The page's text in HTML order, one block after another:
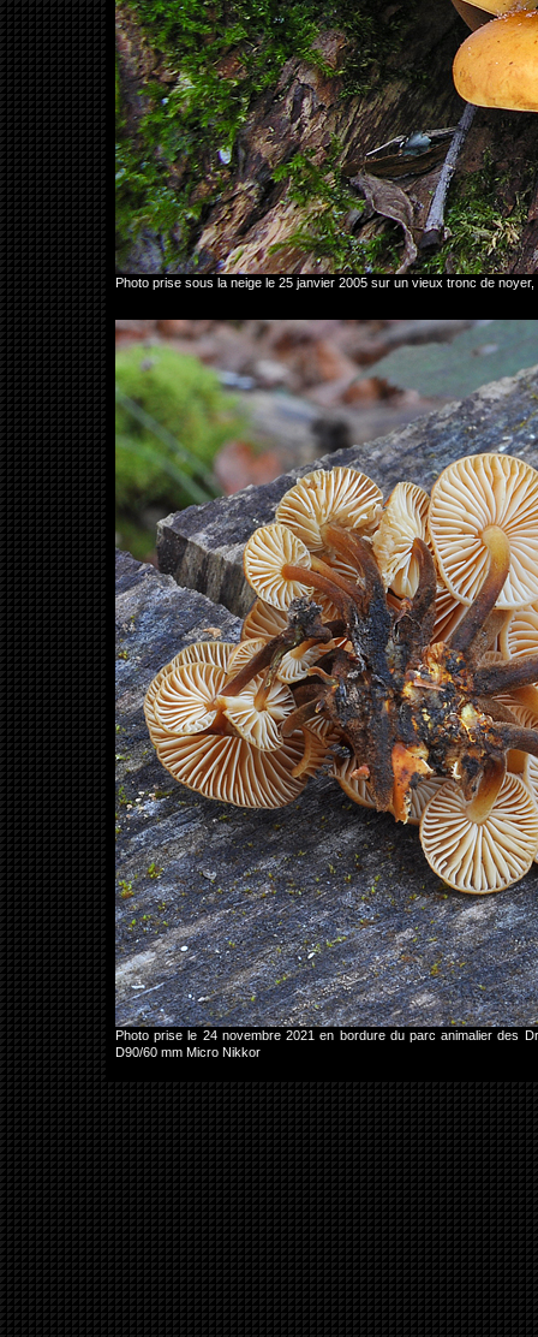
Photo prise sous la neige le 25 janvier 2005 sur un vieux tronc de
Photo prise le 24 novembre 2021 en bordure du parc animalier des
D90/60 mm Micro Nikkor